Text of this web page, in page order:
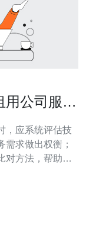
用公司服务
，应系统评估技
求做出权衡；
对方法，帮助您
注五类关键指